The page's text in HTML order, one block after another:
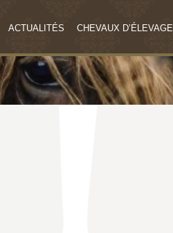
ACTUALITÉS CHEVAUX D’ÉLEVAGE